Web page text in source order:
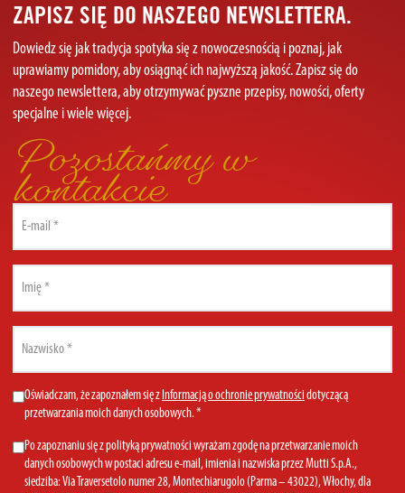
ZAPISZ SIĘ DO NASZEGO NEWSLETTERA.
Dowiedz się jak tradycja spotyka się z nowoczesnością i poznaj, jak
uprawiamy pomidory, aby osiągnąć ich najwyższą jakość. Zapisz się do
naszego newslettera, aby otrzymywać pyszne przepisy, nowości, oferty
specjalne i wiele więcej.
Pozostańmy w
kontakcie
(Required)
name
(Required)
name
(Required)
Privacy
Policy
Oświadczam, że zapoznałem się z Informacją o ochronie prywatności dotyczącą
przetwarzania moich danych osobowych. *
Marketing
Consent
Po zapoznaniu się z polityką prywatności wyrażam zgodę na przetwarzanie moich
danych osobowych w postaci adresu e-mail, imienia i nazwiska przez Mutti S.p.A.,
siedziba: Via Traversetolo numer 28, Montechiarugolo (Parma – 43022), Włochy, dla